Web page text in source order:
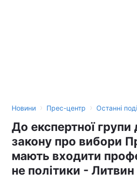
Новини › Прес-центр › Останні
До експертної групи
закону про вибори
мають входити
не політики - Литвин